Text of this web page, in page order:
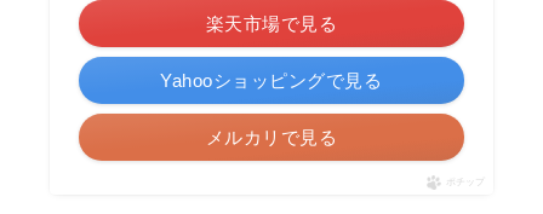
楽天市場で見る
Yahooショッピングで見る
メルカリで見る
ポチップ